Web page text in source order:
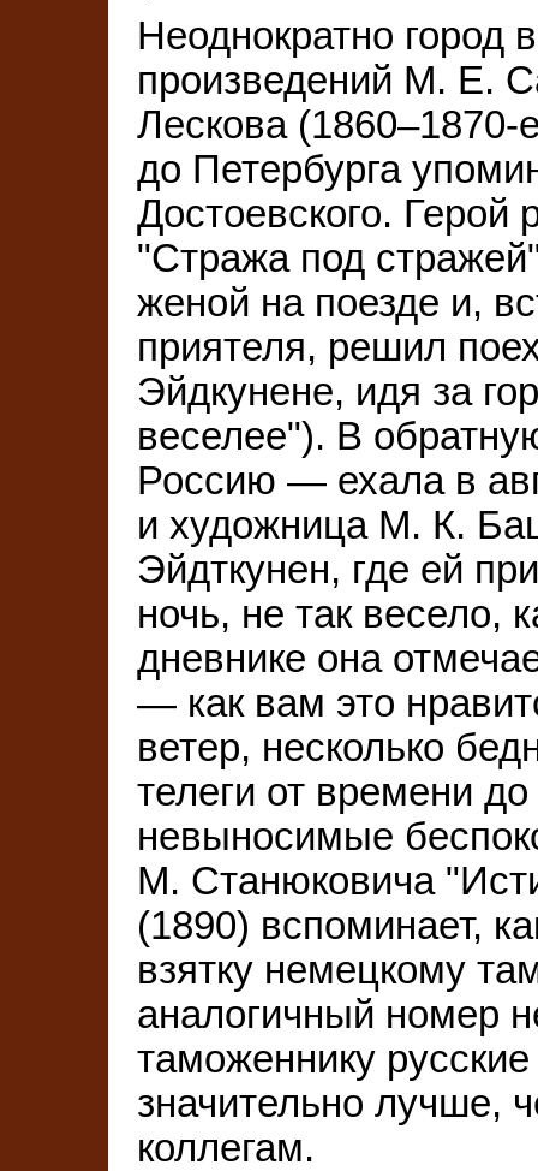
Неоднократно город
произведений М. Е.
Лескова (1860–1870-
до Петербурга
Достоевского. Герой
"Стража под
женой на поезде и,
приятеля, решил
Эйдкунене, идя за
веселее"). В
Россию — ехала в
и художница М. К.
Эйдткунен, где ей
ночь, не так весело,
дневнике она
— как вам это
ветер, несколько
телеги от времени
невыносимые
М. Станюковича
(1890) вспоминает,
взятку немецкому
аналогичный номер
таможеннику
значительно лучше,
коллегам.